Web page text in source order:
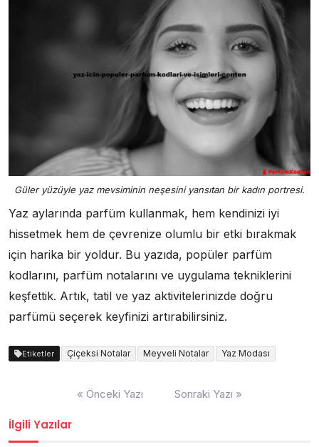
Güler yüzüyle yaz mevsiminin neşesini yansıtan bir kadın portresi.
Yaz aylarında parfüm kullanmak, hem kendinizi iyi
hissetmek hem de çevrenize olumlu bir etki bırakmak
için harika bir yoldur. Bu yazıda, popüler parfüm
kodlarını, parfüm notalarını ve uygulama tekniklerini
keşfettik. Artık, tatil ve yaz aktivitelerinizde doğru
parfümü seçerek keyfinizi artırabilirsiniz.
Etiketler Çiçeksi Notalar Meyveli Notalar Yaz Modası
« Önceki Yazı Sonraki Yazı »
İlgili Yazılar